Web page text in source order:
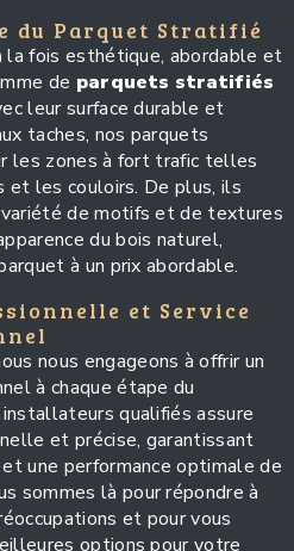
du Parquet Stratifié
la fois esthétique, abordable et
de parquets stratifiés
leur surface durable et
taches, nos parquets
les zones à fort trafic telles
et les couloirs. De plus, ils
de motifs et de textures
du bois naturel,
à un prix abordable.
et Service
nous engageons à offrir un
à chaque étape du
qualifiés assure
et précise, garantissant
une performance optimale de
sommes là pour répondre à
et pour vous
options pour votre